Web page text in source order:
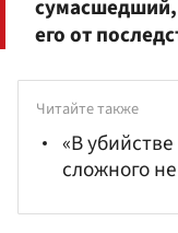
сумасшедший,
его от
Читайте также
«В
сложного